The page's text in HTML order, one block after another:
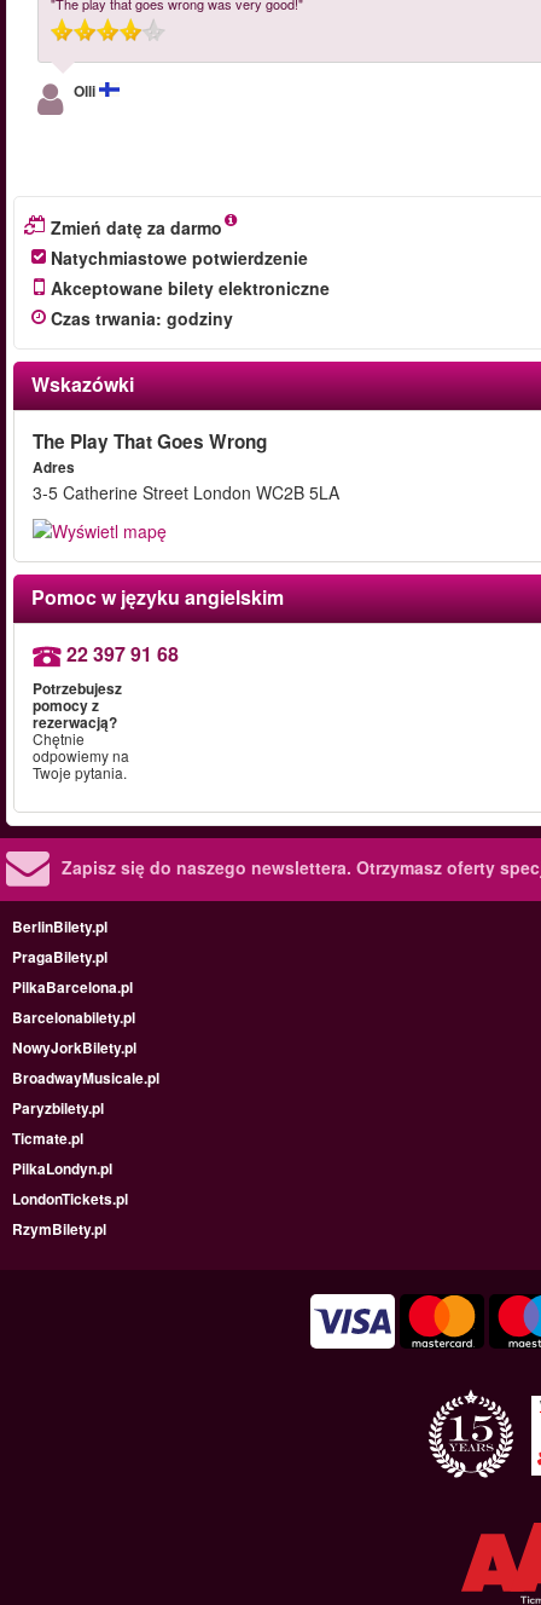
Olli
Zmień datę za darmo
Natychmiastowe potwierdzenie
Akceptowane bilety elektroniczne
Czas trwania: godziny
Wskazówki
The Play That Goes Wrong
Adres
3-5 Catherine Street London WC2B 5LA
Pomoc w języku angielskim
22 397 91 68
Potrzebujesz
pomocy z
rezerwacją?
Chętnie
odpowiemy na
Twoje pytania.
Zapisz się do naszego newslettera. Otrzymasz oferty
BerlinBilety.pl
PragaBilety.pl
PilkaBarcelona.pl
Barcelonabilety.pl
NowyJorkBilety.pl
BroadwayMusicale.pl
Paryzbilety.pl
Ticmate.pl
PilkaLondyn.pl
LondonTickets.pl
RzymBilety.pl